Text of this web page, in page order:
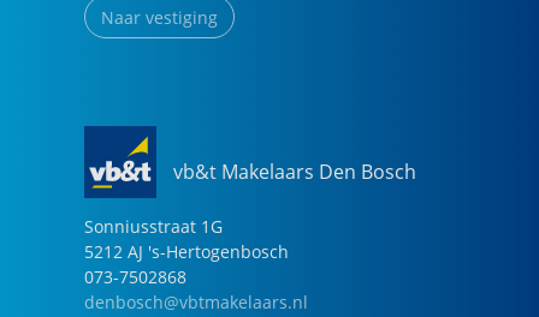
Naar vestiging
vb&t Makelaars Den Bosch
Sonniusstraat 1G
5212 AJ 's-Hertogenbosch
073-7502868
denbosch@vbtmakelaars.nl